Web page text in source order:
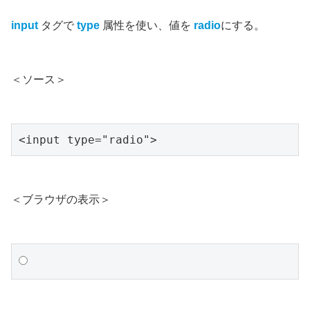
input タグで type 属性を使い、値を radioにする。
＜ソース＞
<input type="radio">
＜ブラウザの表示＞